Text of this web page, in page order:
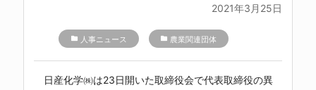
2021年3月25日
folder 人事ニュース folder 農業関連団体
日産化学㈱は23日開いた取締役会で代表取締役の異